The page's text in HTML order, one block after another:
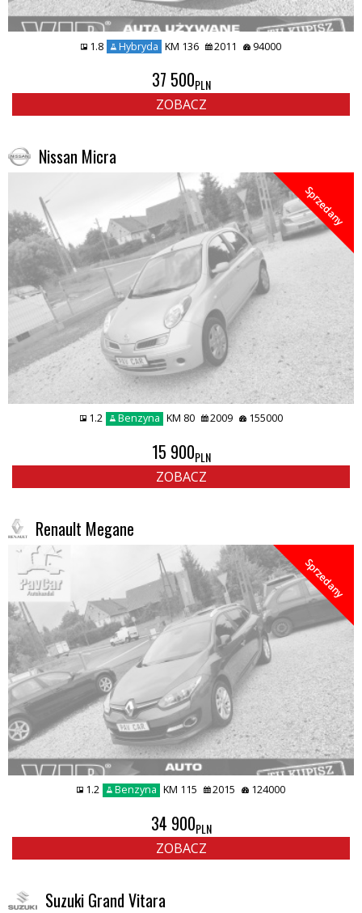
1.8 Hybryda KM 136 2011 94000
37 500PLN
ZOBACZ
Nissan Micra
Sprzedany
1.2 Benzyna KM 80 2009 155000
15 900PLN
ZOBACZ
Renault Megane
Sprzedany
1.2 Benzyna KM 115 2015 124000
34 900PLN
ZOBACZ
Suzuki Grand Vitara